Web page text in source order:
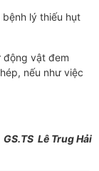
lý thiếu hụt
động vật đem
nếu như việc
GS.TS Lê Trug Hải